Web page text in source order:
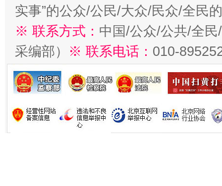
实事”的公众/公民/大众/民众/全民
※ 联系方式： 中国/公众/公共/全
采编部） ※ 联系电话： 010-